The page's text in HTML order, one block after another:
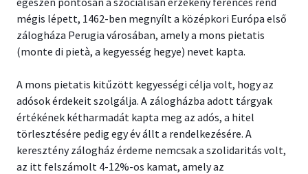
mégis lépett, 1462-ben megnyílt a középkori Európa első
zálogháza Perugia városában, amely a mons pietatis
(monte di pietà, a kegyesség hegye) nevet kapta.
A mons pietatis kitűzött kegyességi célja volt, hogy az
adósok érdekeit szolgálja. A zálogházba adott tárgyak
értékének kétharmadát kapta meg az adós, a hitel
törlesztésére pedig egy év állt a rendelkezésére. A
keresztény zálogház érdeme nemcsak a szolidaritás volt,
az itt felszámolt 4-12%-os kamat, amely az